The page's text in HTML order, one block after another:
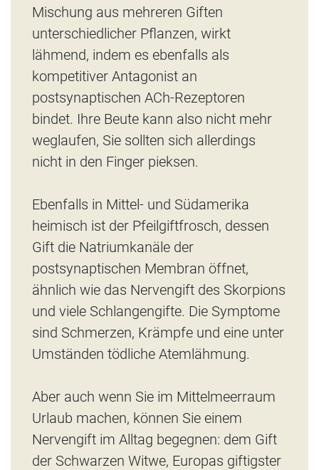
Mischung aus mehreren Giften
unterschiedlicher Pflanzen, wirkt
lähmend, indem es ebenfalls als
kompetitiver Antagonist an
postsynaptischen ACh-Rezeptoren
bindet. Ihre Beute kann also nicht mehr
weglaufen, Sie sollten sich allerdings
nicht in den Finger pieksen.
Ebenfalls in Mittel- und Südamerika
heimisch ist der Pfeilgiftfrosch, dessen
Gift die Natriumkanäle der
postsynaptischen Membran öffnet,
ähnlich wie das Nervengift des Skorpions
und viele Schlangengifte. Die Symptome
sind Schmerzen, Krämpfe und eine unter
Umständen tödliche Atemlähmung.
Aber auch wenn Sie im Mittelmeerraum
Urlaub machen, können Sie einem
Nervengift im Alltag begegnen: dem Gift
der Schwarzen Witwe, Europas giftigster